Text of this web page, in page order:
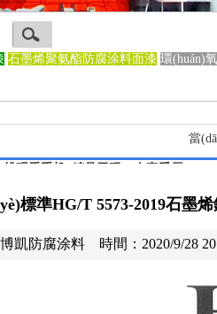
石墨烯聚氨酯防腐涂料面漆 環(huán)
當
標準HG/T 5573-2019石墨
凱防腐涂料 時間：2020/9/28